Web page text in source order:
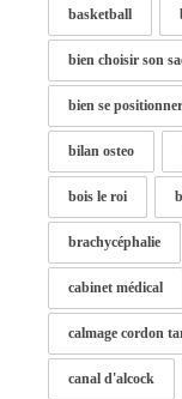
basketball
bien choisir son
bien se
bilan osteo
bois le roi
brachycéphalie
cabinet médical
calmage cordon
canal d'alcock